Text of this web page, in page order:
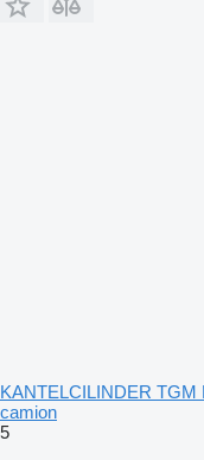
KANTELCILINDER TGM
camion
5